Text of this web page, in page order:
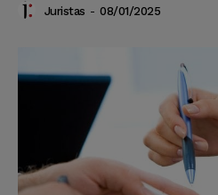
Juristas - 08/01/2025